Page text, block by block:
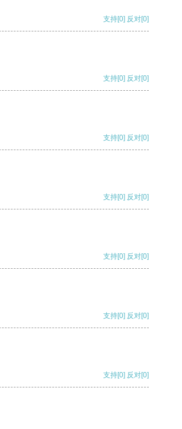
支持[0] 反对[0]
支持[0] 反对[0]
支持[0] 反对[0]
支持[0] 反对[0]
支持[0] 反对[0]
支持[0] 反对[0]
支持[0] 反对[0]